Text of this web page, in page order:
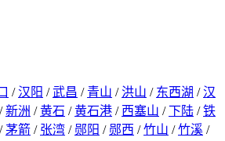
/汉阳 /武昌 / 青山 / 洪山 / 东西湖 /汉
/新洲 /黄石 /黄石港 / 西塞山 /下陆 /铁
/茅箭 / 张湾 / 郧阳 / 郧西 /竹山 /竹溪 /